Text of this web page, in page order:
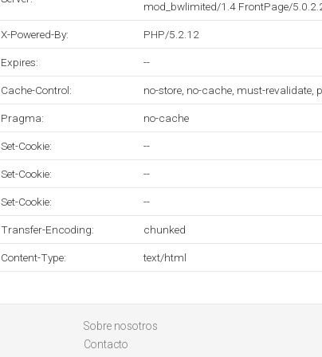
mod_bwlimited/1.4 FrontPage/
X-Powered-By: PHP/5.2.12
Expires: --
Cache-Control: no-store, no-cache, must-revalidate,
Pragma: no-cache
Set-Cookie: --
Set-Cookie: --
Set-Cookie: --
Transfer-Encoding: chunked
Content-Type: text/html
Sobre nosotros
Contacto